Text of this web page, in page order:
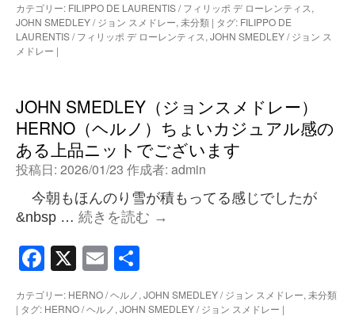
カテゴリー: FILIPPO DE LAURENTIS / フィリッポ デ ローレンティス,
JOHN SMEDLEY / ジョン スメドレー, 未分類 | タグ: FILIPPO DE
LAURENTIS / フィリッポ デ ローレンティス, JOHN SMEDLEY / ジョン ス
メドレー |
JOHN SMEDLEY（ジョンスメドレー）
HERNO（ヘルノ）ちょいカジュアル感の
ある上品ニットでございます
投稿日: 2026/01/23 作成者: admin
今朝もほんのり雪が積もってる感じでしたが
&nbsp … 続きを読む →
Facebook
X Email
カテゴリー: HERNO / ヘルノ, JOHN SMEDLEY / ジョン スメドレー, 未分類
| タグ: HERNO / ヘルノ, JOHN SMEDLEY / ジョン スメドレー |